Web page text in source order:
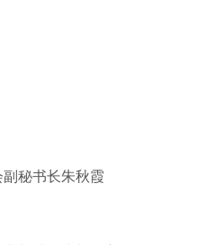
副秘书长朱秋霞